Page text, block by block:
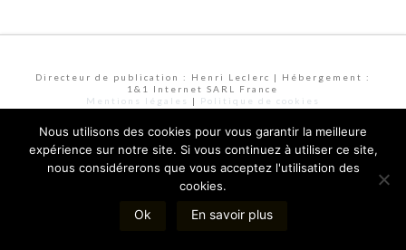
Directeur de publication : Henri Leclerc | Hébergement :
1&1 Internet SARL France
Mentions légales
| Politique de cookies
Nous utilisons des cookies pour vous garantir la meilleure
expérience sur notre site. Si vous continuez à utiliser ce site,
nous considérerons que vous acceptez l'utilisation des
cookies.
Ok En savoir plus